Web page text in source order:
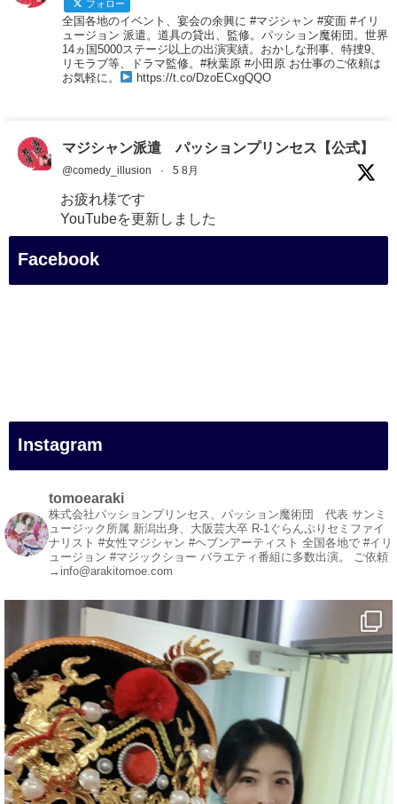
フォロー
全国各地のイベント、宴会の余興に #マジシャン #変面 #イリ
ュージョン 派遣。道具の貸出、監修。パッション魔術団。世界
14ヵ国5000ステージ以上の出演実績。おかしな刑事、特捜9、
リモラブ等、ドラマ監修。#秋葉原 #小田原 お仕事のご依頼は
お気軽に。
https://t.co/DzoECxgQQO
マジシャン派遣 パッションプリンセス【公式】
@comedy_illusion · 5 8月
お疲れ様です
YouTubeを更新しました
https://youtu.be/9Vo2WgtDLME @YouTube
#旅行
#旅行動画
#一人旅
#観光スポット
#Travel
#ehime
#旅行好きと繋がりたい
5 X
マジシャン派遣 パッションプリンセス【公式】
@comedy_illusion · 4 8月
お疲れ様です
ブログ更新しました
「マジシャン和歌山旅 白浜町・三段壁洞窟」
Facebook
Instagram
tomoearaki
株式会社パッションプリンセス、パッション魔術団 代表 サンミ
ュージック所属 新潟出身、大阪芸大卒 R-1ぐらんぷりセミファイ
ナリスト #女性マジシャン #ヘブンアーティスト 全国各地で #イリ
ュージョン #マジックショー バラエティ番組に多数出演。 ご依頼
→info@arakitomoe.com